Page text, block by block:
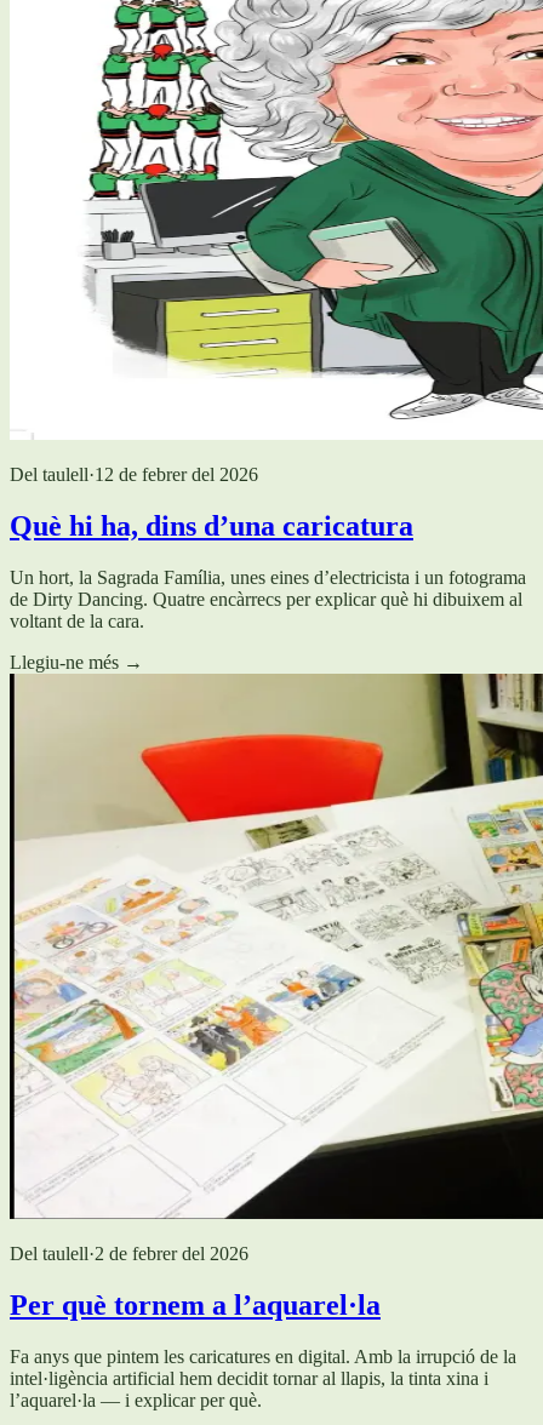
Del taulell·12 de febrer del 2026
Què hi ha, dins d’una caricatura
Un hort, la Sagrada Família, unes eines d’electricista i un fotograma
de Dirty Dancing. Quatre encàrrecs per explicar què hi dibuixem al
voltant de la cara.
Llegiu-ne més →
Del taulell·2 de febrer del 2026
Per què tornem a l’aquarel·la
Fa anys que pintem les caricatures en digital. Amb la irrupció de la
intel·ligència artificial hem decidit tornar al llapis, la tinta xina i
l’aquarel·la — i explicar per què.